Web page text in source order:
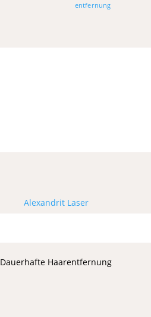
entfernung
Alexandrit Laser
Dauerhafte Haarentfernung